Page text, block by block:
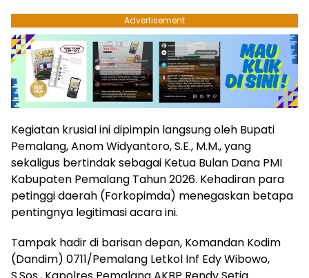
Advertisement
​Kegiatan krusial ini dipimpin langsung oleh Bupati
Pemalang, Anom Widyantoro, S.E., M.M., yang
sekaligus bertindak sebagai Ketua Bulan Dana PMI
Kabupaten Pemalang Tahun 2026. Kehadiran para
petinggi daerah (Forkopimda) menegaskan betapa
pentingnya legitimasi acara ini.
​Tampak hadir di barisan depan, Komandan Kodim
(Dandim) 0711/Pemalang Letkol Inf Edy Wibowo,